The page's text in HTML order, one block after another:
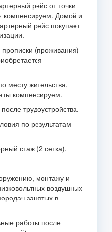
рейс от точки
компенсируем. Домой и
рейс покупает
(проживания)
месту жительства,
компенсируем.
трудоустройства.
по результатам
стаж (2 сетка).
монтажу и
воздушных
занятых в
работы после